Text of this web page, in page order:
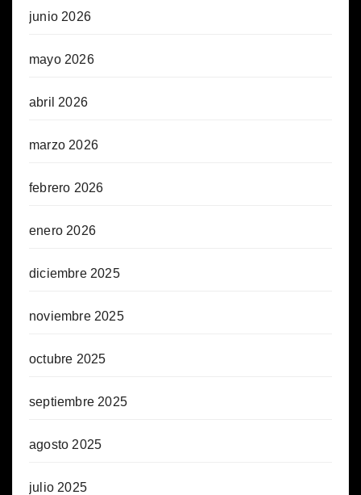
junio 2026
mayo 2026
abril 2026
marzo 2026
febrero 2026
enero 2026
diciembre 2025
noviembre 2025
octubre 2025
septiembre 2025
agosto 2025
julio 2025